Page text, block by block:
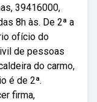
39416000,
8h às. De 2ª a
ofício do
de pessoas
do carmo,
é de 2ª.
firma,